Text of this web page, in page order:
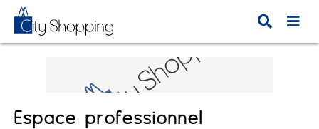
Espace professionnel